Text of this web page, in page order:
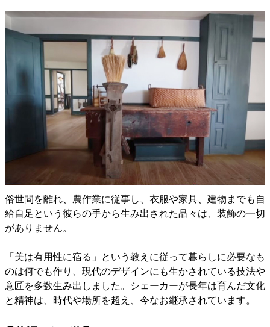
俗世間を離れ、農作業に従事し、衣服や家具、建物までも自
給自足という彼らの手から生み出された品々は、装飾の一切
がありません。
「美は有用性に宿る」という教えに従って暮らしに必要なも
のは何でも作り、現代のデザインにも生かされている技法や
意匠を多数生み出しました。シェーカーが長年は育んだ文化
と精神は、時代や場所を超え、今なお継承されています。